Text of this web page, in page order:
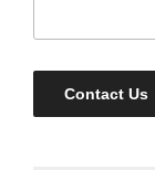
Contact Us